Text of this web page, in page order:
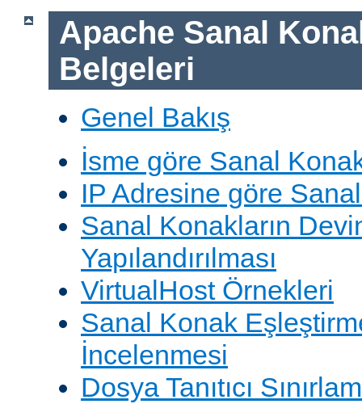
Apache Sanal
Belgeleri
Genel Bakış
İsme göre Sanal
IP Adresine göre
Sanal Konakların
Yapılandırılması
VirtualHost Örnekleri
Sanal Konak
İncelenmesi
Dosya Tanıtıcı